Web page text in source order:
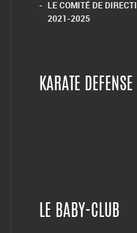
LE COMITÉ DE
2021-2025
KARATE
LE BABY-CLUB